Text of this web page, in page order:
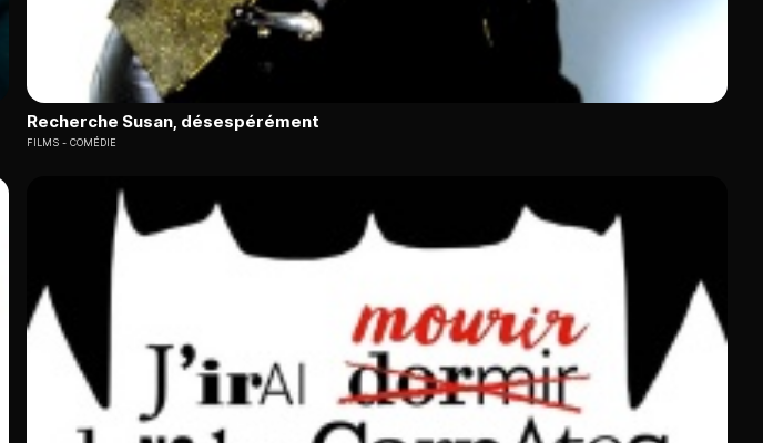
Recherche Susan, désespérément
FILMS COMÉDIE